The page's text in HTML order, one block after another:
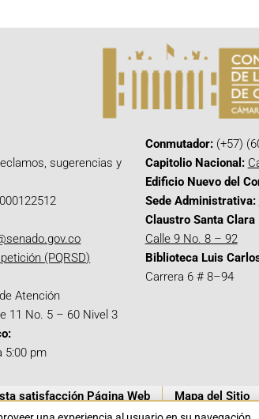
sugerencias y
(PQRSD)
Atención
11 No. 5 – 60 Nivel 3
5:00 pm
Conmutador:(+57)
Capitolio Nacional:
Edificio Nuevo del
Sede Administrativa:
Claustro Santa
Calle 9 No. 8 – 92
Biblioteca Luis
Carrera 6 # 8–94
satisfacción Página Web Mapa del Sitio